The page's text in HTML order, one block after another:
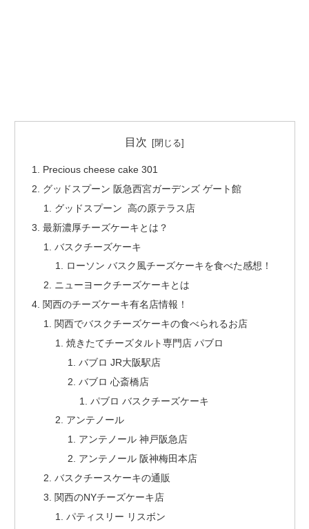
目次
Precious cheese cake 301
グッドスプーン 阪急西宮ガーデンズ ゲート館
グッドスプーン 高の原テラス店
最新濃厚チーズケーキとは？
バスクチーズケーキ
ローソン バスク風チーズケーキを食べた感想！
ニューヨークチーズケーキとは
関西のチーズケーキ有名店情報！
関西でバスクチーズケーキの食べられるお店
焼きたてチーズタルト専門店 パブロ
バブロ JR大阪駅店
バブロ 心斎橋店
パブロ バスクチーズケーキ
アンテノール
アンテノール 神戸阪急店
アンテノール 阪神梅田本店
バスクチースケーキの通販
関西のNYチーズケーキ店
パティスリー リスボン